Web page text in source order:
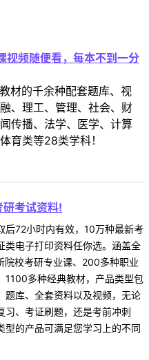
视频随便看，每本不到一分
材的千余种配套题库、视
、理工、管理、社会、财
传播、法学、医学、计算
育类等28类学科！
考试资料!
后72小时内有效，10万种最新考
类电子打印资料任你选。涵盖全
院校考研专业课、200多种职业
1100多种经典教材，产品类型包
题库、全套资料以及视频，无论
习、考证刷题，还是考前冲刺
型的产品可满足您学习上的不同